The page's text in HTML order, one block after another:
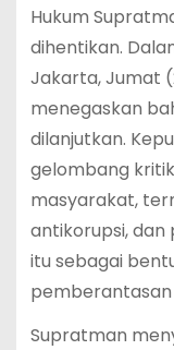
Hukum
dihentikan.
Jakarta, Jumat
menegaskan
dilanjutkan.
gelombang
masyarakat,
antikorupsi, dan
itu sebagai
pemberantasan
Supratman